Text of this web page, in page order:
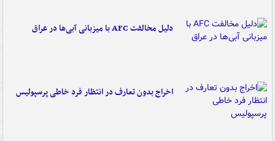
دلیل مخالفت AFC با میزبانی آبی‌ها در عراق
اخراج بدون تعارف در انتظار فرد خاطی پرسپولیس